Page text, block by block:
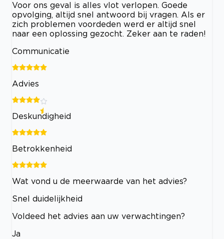
Voor ons geval is alles vlot verlopen. Goede
opvolging, altijd snel antwoord bij vragen. Als er
zich problemen voordeden werd er altijd snel
naar een oplossing gezocht. Zeker aan te raden!
Communicatie
Advies
Deskundigheid
Betrokkenheid
Wat vond u de meerwaarde van het advies?
Snel duidelijkheid
Voldeed het advies aan uw verwachtingen?
Ja